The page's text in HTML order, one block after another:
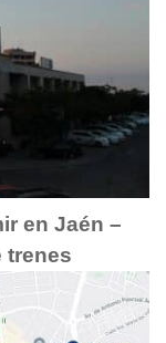
en Jaén –
trenes